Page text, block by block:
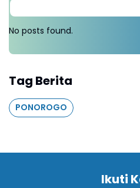
No posts found.
Tag Berita
PONOROGO
Ikuti